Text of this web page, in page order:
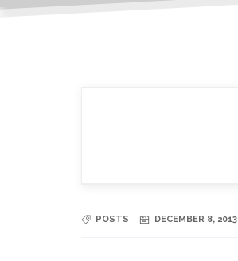
POSTS DECEMBER 8, 2013